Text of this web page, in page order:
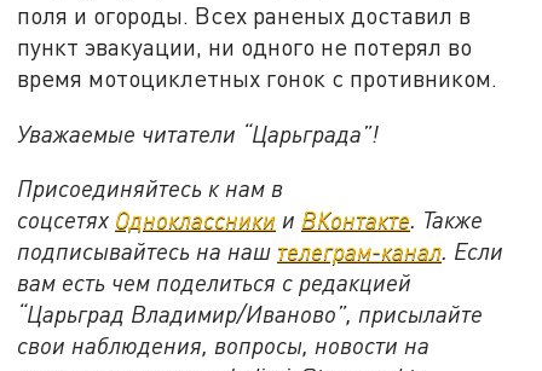
поля и огороды. Всех раненых доставил в
пункт эвакуации, ни одного не потерял во
время мотоциклетных гонок с противником.
Уважаемые читатели “Царьграда”!
Присоединяйтесь к нам в
соцсетях Одноклассники и ВКонтакте. Также
подписывайтесь на наш телеграм-канал. Если
вам есть чем поделиться с редакцией
“Царьград Владимир/Иваново”, присылайте
свои наблюдения, вопросы, новости на